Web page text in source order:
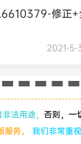
修正+
2021-5-
法用途， 否则，一
务。 我们非常重